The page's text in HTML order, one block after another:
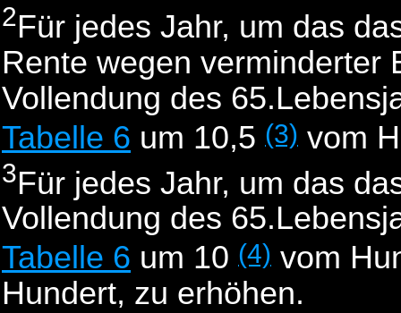
2Für jedes Jahr, um das
Rente wegen verminderter
Vollendung des
Tabelle 6 um 10,5 (3) vom
3Für jedes Jahr, um das
Vollendung des
Tabelle 6 um 10 (4) vom
Hundert, zu erhöhen.